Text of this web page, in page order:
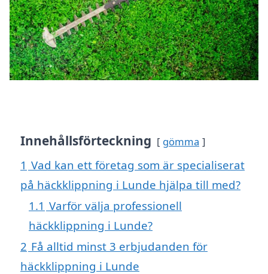
Innehållsförteckning gömma
1 Vad kan ett företag som är specialiserat
på häckklippning i Lunde hjälpa till med?
1.1 Varför välja professionell
häckklippning i Lunde?
2 Få alltid minst 3 erbjudanden för
häckklippning i Lunde